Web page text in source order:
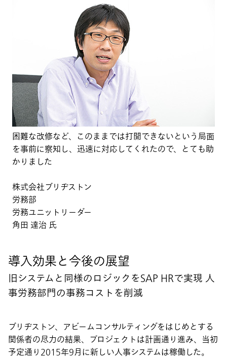
困難な改修など、このままでは打開できないという局面
を事前に察知し、迅速に対応してくれたので、とても助
かりました
株式会社ブリヂストン
労務部
労務ユニットリーダー
角田 達治 氏
導入効果と今後の展望
旧システムと同様のロジックをSAP HRで実現 人
事労務部門の事務コストを削減
ブリヂストン、アビームコンサルティングをはじめとする
関係者の尽力の結果、プロジェクトは計画通り進み、当初
予定通り2015年9月に新しい人事システムは稼働した。